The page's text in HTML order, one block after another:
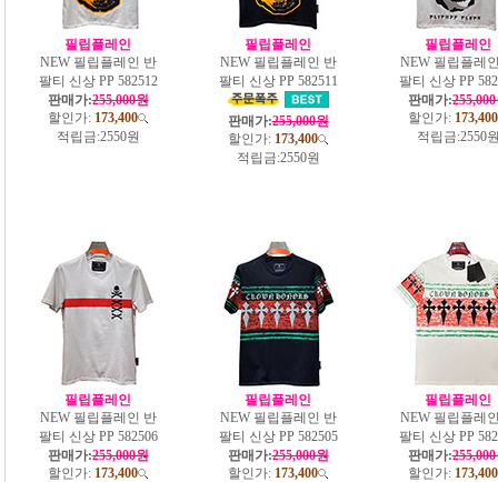
필립플레인
NEW 필립플레인 반
팔티 신상 PP 582512
판매가:255,000원
할인가: 173,400
적립금:2550원
필립플레인
NEW 필립플레인 반
팔티 신상 PP 582511
판매가:255,000원
할인가: 173,400
적립금:2550원
필립플레인
NEW 필립플레
팔티 신상 PP
판매가:
할인가: 173,400
적립금:2550
필립플레인
NEW 필립플레인 반
팔티 신상 PP 582506
판매가:255,000원
할인가: 173,400
필립플레인
NEW 필립플레인 반
팔티 신상 PP 582505
판매가:255,000원
할인가: 173,400
필립플레인
NEW 필립플레
팔티 신상 PP
판매가:
할인가: 173,400